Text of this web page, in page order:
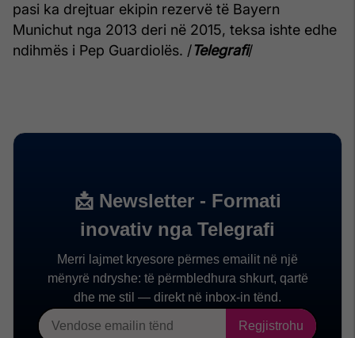
pasi ka drejtuar ekipin rezervë të Bayern
Munichut nga 2013 deri në 2015, teksa ishte edhe
ndihmës i Pep Guardiolës. /Telegrafi/